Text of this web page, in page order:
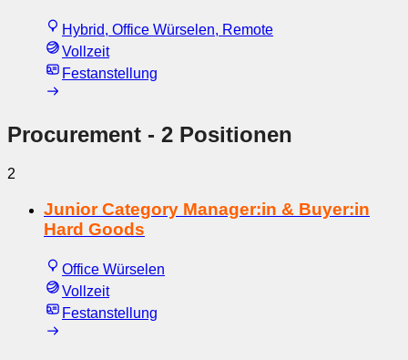
Hybrid, Office Würselen, Remote
Vollzeit
Festanstellung
Procurement - 2 Positionen
2
Junior Category Manager:in & Buyer:in
Hard Goods
Office Würselen
Vollzeit
Festanstellung